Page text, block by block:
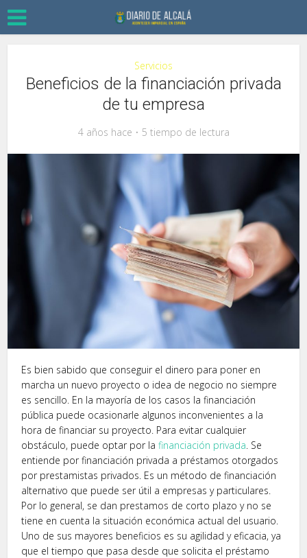
Servicios
Beneficios de la financiación privada
de tu empresa
4 años hace 5 tiempo de lectura
Es bien sabido que conseguir el dinero para poner en
marcha un nuevo proyecto o idea de negocio no siempre
es sencillo. En la mayoría de los casos la financiación
pública puede ocasionarle algunos inconvenientes a la
hora de financiar su proyecto. Para evitar cualquier
obstáculo, puede optar por lafinanciación privada . Se
entiende por financiación privada a préstamos otorgados
por prestamistas privados. Es un método de financiación
alternativo que puede ser útil a empresas y particulares.
Por lo general, se dan prestamos de corto plazo y no se
tiene en cuenta la situación económica actual del usuario.
Uno de sus mayores beneficios es su agilidad y eficacia, ya
que el tiempo que pasa desde que solicita el préstamo